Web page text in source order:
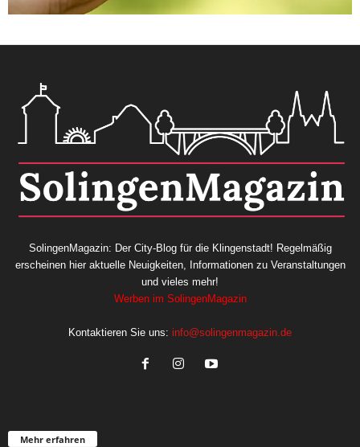
SolingenMagazin: Der City-Blog für die Klingenstadt! Regelmäßig
erscheinen hier aktuelle Neuigkeiten, Informationen zu Veranstaltungen
und vieles mehr!
Werben im SolingenMagazin
Kontaktieren Sie uns: info@solingenmagazin.de
Mehr erfahren